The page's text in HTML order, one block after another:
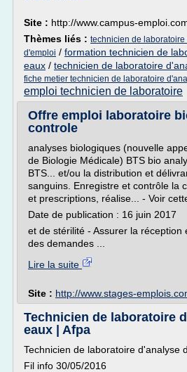
Site : http://www.campus-
Thèmes liés : technicien de
d'emploi / formation technicien de
eaux / technicien de laboratoire
fiche metier technicien de laboratoire
emploi technicien de laboratoire
Offre emploi laboratoire
controle
analyses biologiques (nouvelle
de Biologie Médicale) BTS bio
BTS... et/ou la distribution et
sanguins. Enregistre et contrôle la
et prescriptions, réalise... - Voir
Date de publication : 16 juin 2017
et de stérilité - Assurer la réception
des demandes ...
Lire la suite
Site : http://www.stages-
Technicien de laboratoire
eaux | Afpa
Technicien de laboratoire d'analyse
Fil info 30/05/2016